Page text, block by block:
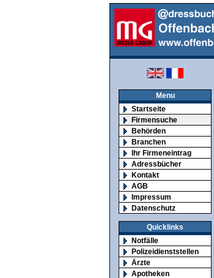
Menu
Startseite
Firmensuche
Behörden
Branchen
Ihr Firmeneintrag
Adressbücher
Kontakt
AGB
Impressum
Datenschutz
Quicklinks
Notfälle
Polizeidienststellen
Ärzte
Apotheken